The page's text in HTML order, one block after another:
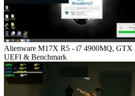
Alienware M17X R5 - i7 4900MQ, GTX
UEFI & Benchmark